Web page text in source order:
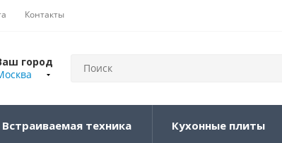
Контакты
город
Встраиваемая техника Кухонные плиты